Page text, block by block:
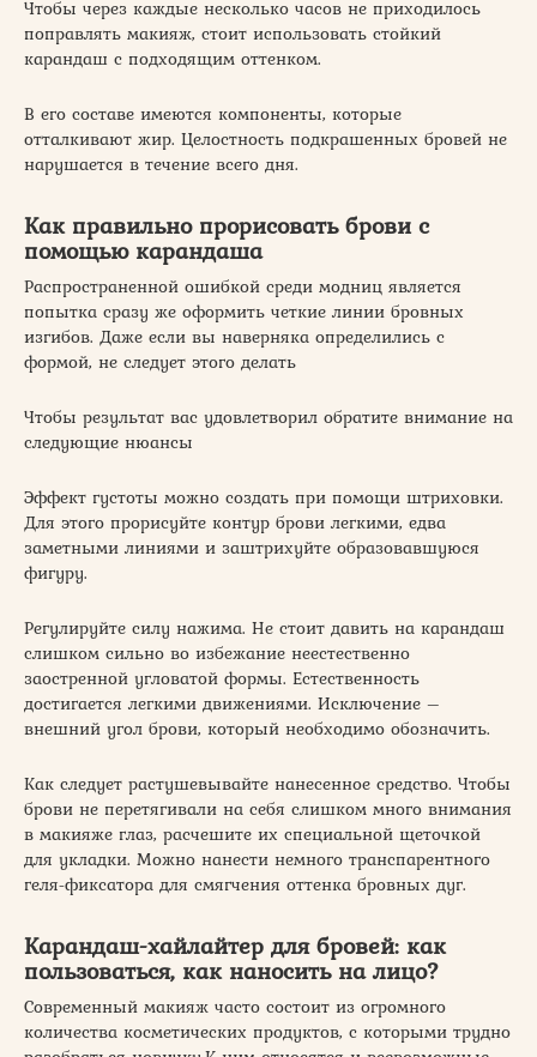
Чтобы через каждые несколько часов не приходилось
поправлять макияж, стоит использовать стойкий
карандаш с подходящим оттенком.
В его составе имеются компоненты, которые
отталкивают жир. Целостность подкрашенных бровей не
нарушается в течение всего дня.
Как правильно прорисовать брови с
помощью карандаша
Распространенной ошибкой среди модниц является
попытка сразу же оформить четкие линии бровных
изгибов. Даже если вы наверняка определились с
формой, не следует этого делать
Чтобы результат вас удовлетворил обратите внимание на
следующие нюансы
Эффект густоты можно создать при помощи штриховки.
Для этого прорисуйте контур брови легкими, едва
заметными линиями и заштрихуйте образовавшуюся
фигуру.
Регулируйте силу нажима. Не стоит давить на карандаш
слишком сильно во избежание неестественно
заостренной угловатой формы. Естественность
достигается легкими движениями. Исключение –
внешний угол брови, который необходимо обозначить.
Как следует растушевывайте нанесенное средство. Чтобы
брови не перетягивали на себя слишком много внимания
в макияже глаз, расчешите их специальной щеточкой
для укладки. Можно нанести немного транспарентного
геля-фиксатора для смягчения оттенка бровных дуг.
Карандаш-хайлайтер для бровей: как
пользоваться, как наносить на лицо?
Современный макияж часто состоит из огромного
количества косметических продуктов, с которыми трудно